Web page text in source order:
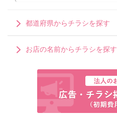
都道府県からチラシを探す
お店の名前からチラシを探す